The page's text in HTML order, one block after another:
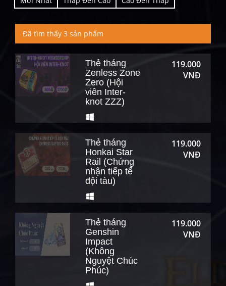
Đã tìm thấy 3 sản phẩm
Thẻ tháng
Zenless Zone
Zero (Hội
viên Inter-
knot ZZZ)
119.000
VNĐ
Thẻ tháng
Honkai Star
Rail (Chứng
nhận tiếp tế
đội tàu)
119.000
VNĐ
Thẻ tháng
Genshin
Impact
(Không
Nguyệt Chúc
Phúc)
119.000
VNĐ